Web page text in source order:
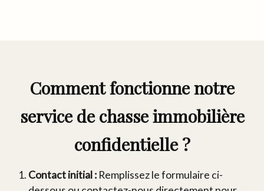
Comment fonctionne notre
service de chasse immobilière
confidentielle ?
Contact initial : Remplissez le formulaire ci-